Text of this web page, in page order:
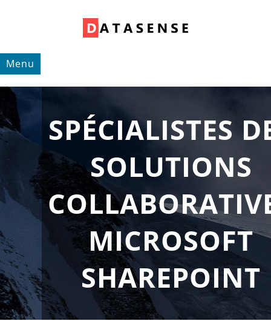
Menu
SPÉCIALISTES
SOLUTIONS
MICROSOFT
SHAREPOINT